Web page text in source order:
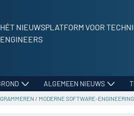
HÉT NIEUWSPLATFORM VOOR
ENGINEERS
ALGEMEEN NIEUWS
/ MODERNE SOFTWARE-ENGINEERING